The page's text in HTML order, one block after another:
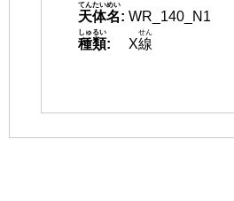
天体名
てんたいめい
: WR_140_N1
種類
しゅるい
: X線
せん